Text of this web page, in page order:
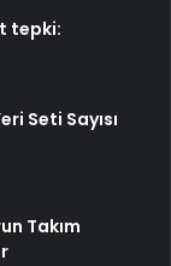
tepki:
Seti Sayısı
Takım